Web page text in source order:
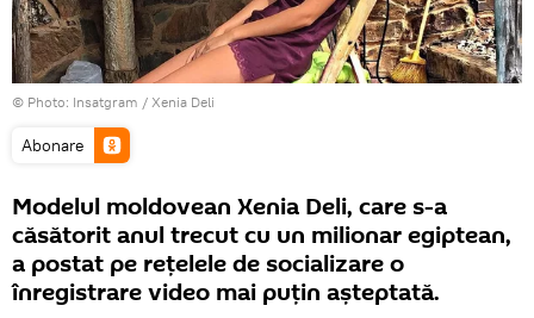
© Photo: Insatgram / Xenia Deli
Abonare
Modelul moldovean Xenia Deli, care s-a
căsătorit anul trecut cu un milionar egiptean,
a postat pe rețelele de socializare o
înregistrare video mai puțin așteptată.